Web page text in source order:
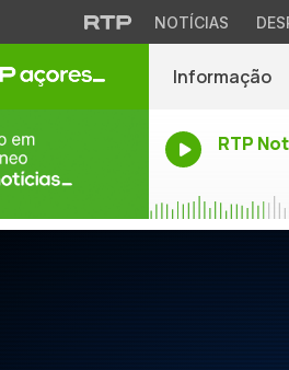
NOTÍCIAS
Informação
RTP